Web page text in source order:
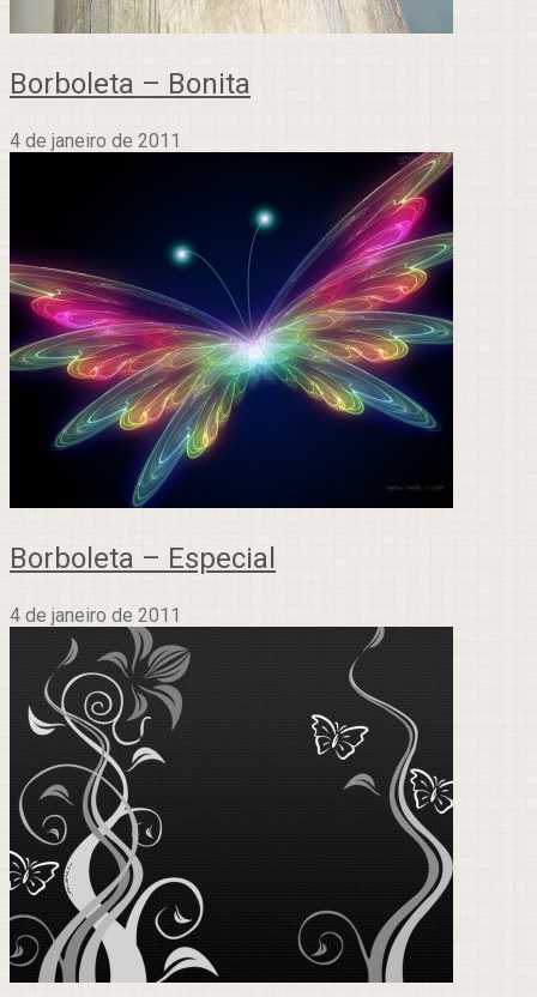
Borboleta – Bonita
4 de janeiro de 2011
Borboleta – Especial
4 de janeiro de 2011